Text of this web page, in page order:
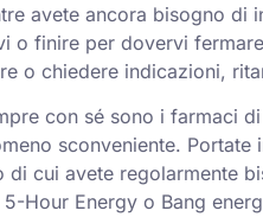
avete ancora bisogno di
o finire per dovervi
o chiedere indicazioni,
con sé sono i farmaci
sconveniente.
cui avete regolarmente
Hour Energy o Bang